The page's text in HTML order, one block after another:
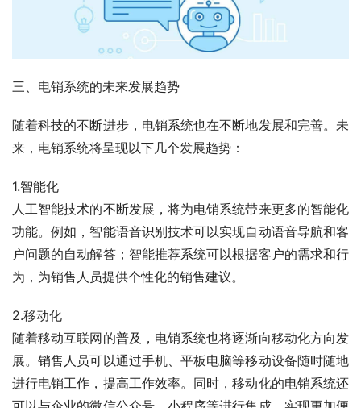
三、电销系统的未来发展趋势
随着科技的不断进步，电销系统也在不断地发展和完善。未
来，电销系统将呈现以下几个发展趋势：
1.智能化
人工智能技术的不断发展，将为电销系统带来更多的智能化
功能。例如，智能语音识别技术可以实现自动语音导航和客
户问题的自动解答；智能推荐系统可以根据客户的需求和行
为，为销售人员提供个性化的销售建议。
2.移动化
随着移动互联网的普及，电销系统也将逐渐向移动化方向发
展。销售人员可以通过手机、平板电脑等移动设备随时随地
进行电销工作，提高工作效率。同时，移动化的电销系统还